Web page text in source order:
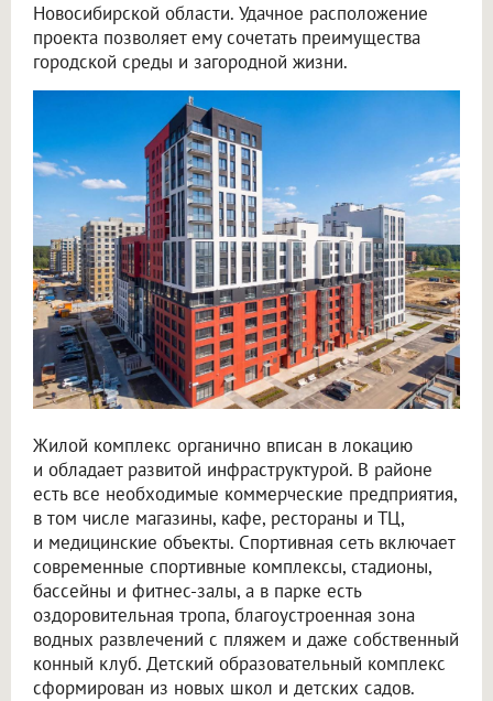
Новосибирской области. Удачное расположение
проекта позволяет ему сочетать преимущества
городской среды и загородной жизни.
Жилой комплекс органично вписан в локацию
и обладает развитой инфраструктурой. В районе
есть все необходимые коммерческие предприятия,
в том числе магазины, кафе, рестораны и ТЦ,
и медицинские объекты. Спортивная сеть включает
современные спортивные комплексы, стадионы,
бассейны и фитнес-залы, а в парке есть
оздоровительная тропа, благоустроенная зона
водных развлечений с пляжем и даже собственный
конный клуб. Детский образовательный комплекс
сформирован из новых школ и детских садов.